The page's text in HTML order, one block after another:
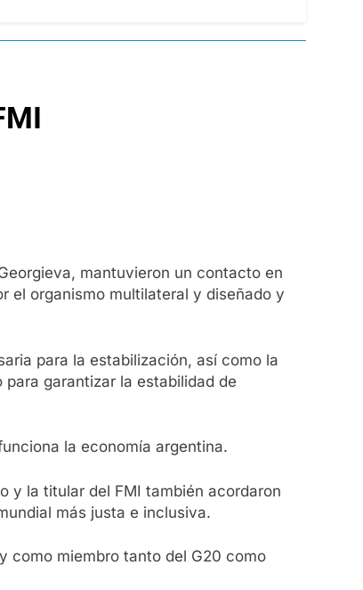
mantuvieron un contacto en
el organismo multilateral y diseñado y
para la estabilización, así como la
garantizar la estabilidad de
la economía argentina.
y la titular del FMI también acordaron
más justa e inclusiva.
como miembro tanto del G20 como